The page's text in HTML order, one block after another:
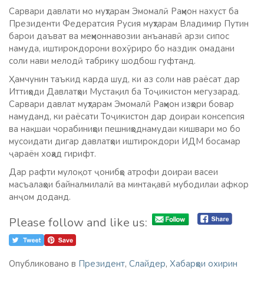
Сарвари давлати мо муҳтарам Эмомалӣ Раҳмон нахуст ба
Президенти Федератсия Русия муҳтарам Владимир Путин
барои даъват ва меҳмоннавозии анъанавӣ арзи сипос
намуда, иштирокдорони вохӯриро бо наздик омадани
соли нави мелодӣ табрику шодбош гуфтанд.
Ҳамчунин таъкид карда шуд, ки аз соли нав раёсат дар
Иттиҳоди Давлатҳои Мустақил ба Тоҷикистон мегузарад.
Сарвари давлат муҳтарам Эмомалӣ Раҳмон изҳори бовар
намуданд, ки раёсати Тоҷикистон дар доираи консепсия
ва нақшаи чорабиниҳои пешниҳоднамудаи кишвари мо бо
мусоидати дигар давлатҳои иштирокдори ИДМ босамар
ҷараён хоҳад гирифт.
Дар рафти мулоқот ҷонибҳо атрофи доираи васеи
масъалаҳои байналмилалӣ ва минтақавӣ мубодилаи афкор
анҷом доданд.
Please follow and like us:
Опубликовано в Президент, Слайдер, Хабарҳои охирин